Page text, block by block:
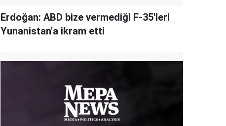
Erdoğan: ABD bize vermediği F-35'leri
Yunanistan'a ikram etti